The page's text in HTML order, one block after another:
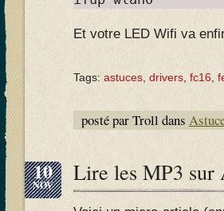
Et votre LED Wifi va
Tags: astuces drivers fc16
posté par Troll dans
10
NOV Lire les MP3 sur